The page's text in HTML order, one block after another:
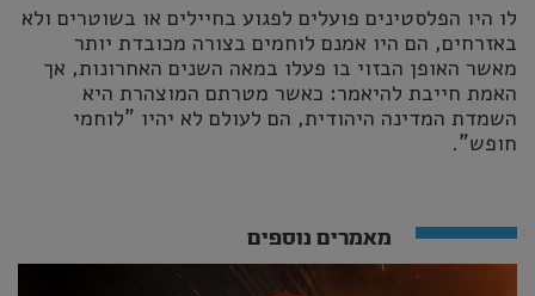
לו היו הפלסטינים פועלים לפגוע בחיילים או בשוטרים ולא
באזרחים, הם היו אמנם לוחמים בצורה מכובדת יותר
מאשר האופן הבזוי בו פעלו במאה השנים האחרונות, אך
האמת חייבת להיאמר: כאשר מטרתם המוצהרת היא
השמדת המדינה היהודית, הם לעולם לא יהיו "לוחמי
חופש".
מאמרים נוספים